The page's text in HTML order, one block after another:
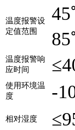
温度报警设
定值范围
温度报警响
应时间
使用环境温
度
-
相对湿度